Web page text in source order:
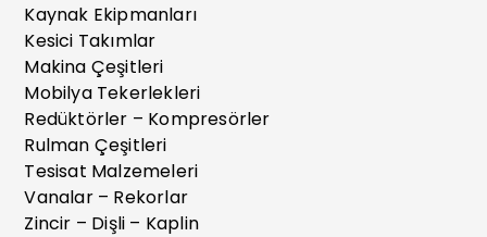
Kaynak Ekipmanları
Kesici Takımlar
Makina Çeşitleri
Mobilya Tekerlekleri
Redüktörler – Kompresörler
Rulman Çeşitleri
Tesisat Malzemeleri
Vanalar – Rekorlar
Zincir – Dişli – Kaplin